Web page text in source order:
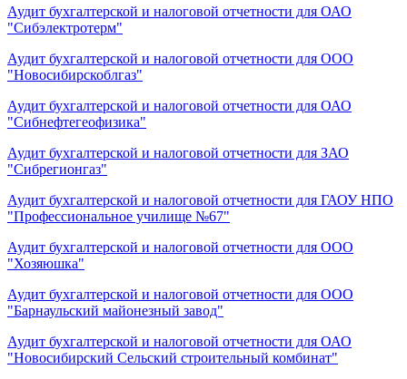
Аудит бухгалтерской и налоговой отчетности для ОАО
"Сибэлектротерм"
Аудит бухгалтерской и налоговой отчетности для ООО
"Новосибирскоблгаз"
Аудит бухгалтерской и налоговой отчетности для ОАО
"Сибнефтегеофизика"
Аудит бухгалтерской и налоговой отчетности для ЗАО
"Сибрегионгаз"
Аудит бухгалтерской и налоговой отчетности для ГАОУ НПО
"Профессиональное училище №67"
Аудит бухгалтерской и налоговой отчетности для ООО
"Хозяюшка"
Аудит бухгалтерской и налоговой отчетности для ООО
"Барнаульский майонезный завод"
Аудит бухгалтерской и налоговой отчетности для ОАО
"Новосибирский Сельский строительный комбинат"